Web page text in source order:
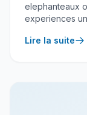
elephanteaux
experiences
Lire la suite